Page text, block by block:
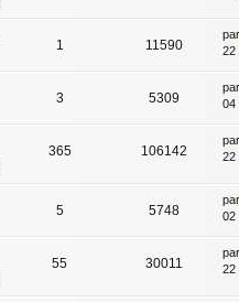
1 11590
par
22
3 5309
par
04
365 106142
par
22
5 5748
par
02
55 30011
par
22